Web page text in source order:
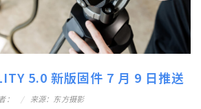
5.0 新版固件 7 月 9 日推送
： 来源：东方摄影